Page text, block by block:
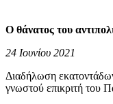
Ο θάνατος του
24 Ιουνίου 2021
Διαδήλωση
γνωστού επικριτή του